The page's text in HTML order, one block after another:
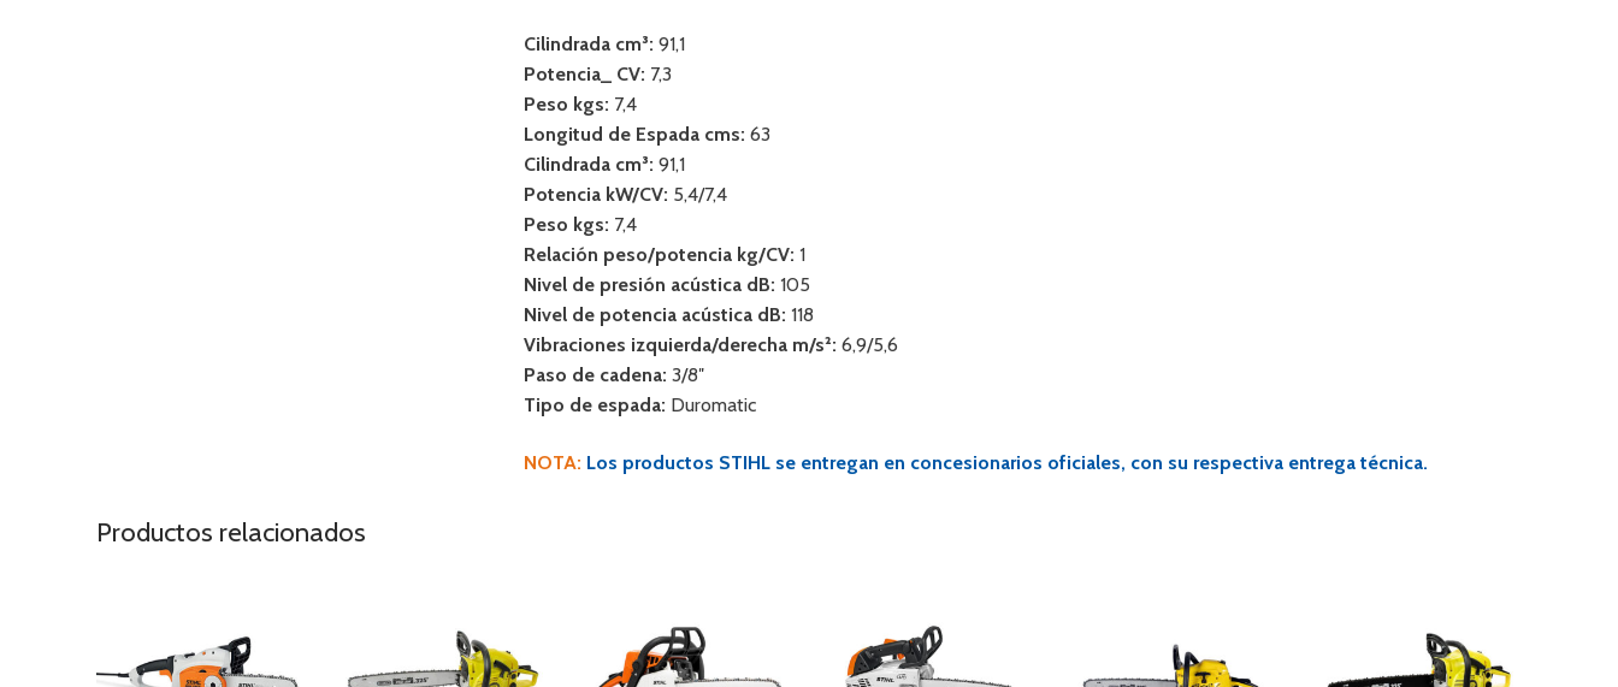
Cilindrada cm³: 91,1
Potencia_ CV: 7,3
Peso kgs: 7,4
Longitud de Espada cms: 63
Cilindrada cm³: 91,1
Potencia kW/CV: 5,4/7,4
Peso kgs: 7,4
Relación peso/potencia kg/CV: 1
Nivel de presión acústica dB: 105
Nivel de potencia acústica dB: 118
Vibraciones izquierda/derecha m/s²: 6,9/5,6
Paso de cadena: 3/8″
Tipo de espada: Duromatic
NOTA: Los productos STIHL se entregan en concesionarios oficiales, con su respectiva entrega técnica.
Productos relacionados